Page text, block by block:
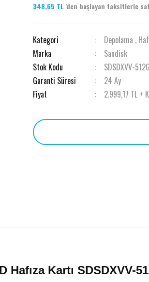
348,65 TL 'den başlayan taksitlerle
Kategori Depolama ,
Marka
Sandisk
Stok Kodu
SDSDXVV-
Garanti Süresi
24 Ay
Fiyat
2.999,17 TL +
Kartı SDSDXVV-